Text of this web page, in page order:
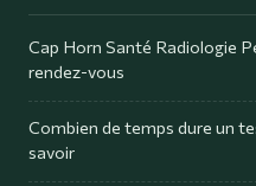
Cap Horn Santé Radiologie
rendez-vous
Combien de temps dure un
savoir